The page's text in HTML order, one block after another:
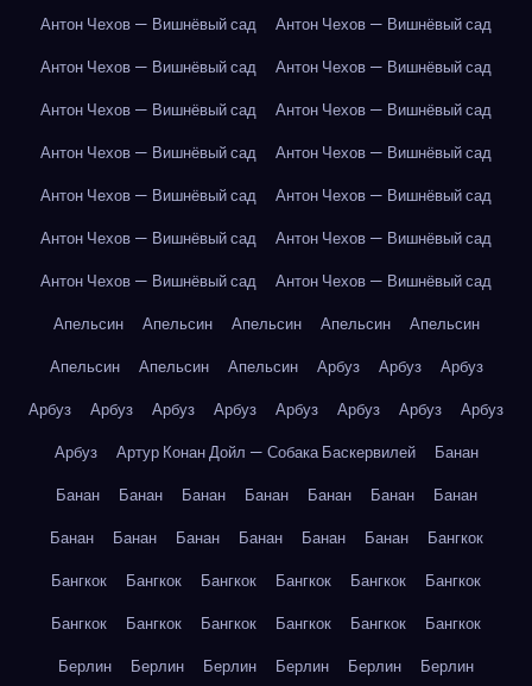
Антон Чехов — Вишнёвый сад
Антон Чехов — Вишнёвый сад
Антон Чехов — Вишнёвый сад
Антон Чехов — Вишнёвый сад
Антон Чехов — Вишнёвый сад
Антон Чехов — Вишнёвый сад
Антон Чехов — Вишнёвый сад
Антон Чехов — Вишнёвый сад
Антон Чехов — Вишнёвый сад
Антон Чехов — Вишнёвый сад
Антон Чехов — Вишнёвый сад
Антон Чехов — Вишнёвый сад
Антон Чехов — Вишнёвый сад
Антон Чехов — Вишнёвый сад
Апельсин
Апельсин Апельсин Апельсин
Апельсин
Апельсин
Апельсин Апельсин Арбуз Арбуз
Арбуз
Арбуз
Арбуз Арбуз Арбуз Арбуз Арбуз Арбуз
Арбуз
Арбуз
Артур Конан Дойл — Собака Баскервилей
Банан
Банан
Банан Банан Банан Банан Банан
Банан
Банан
Банан Банан Банан Банан Банан
Бангкок
Бангкок
Бангкок Бангкок Бангкок Бангкок
Бангкок
Бангкок
Бангкок Бангкок Бангкок Бангкок
Бангкок
Берлин
Берлин Берлин Берлин Берлин Берлин